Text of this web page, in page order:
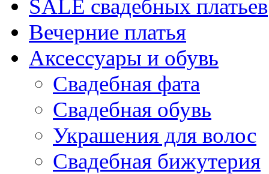
SALE cвадебных платьев
Вечерние платья
Аксессуары и обувь
Свадебная фата
Свадебная обувь
Украшения для волос
Свадебная бижутерия